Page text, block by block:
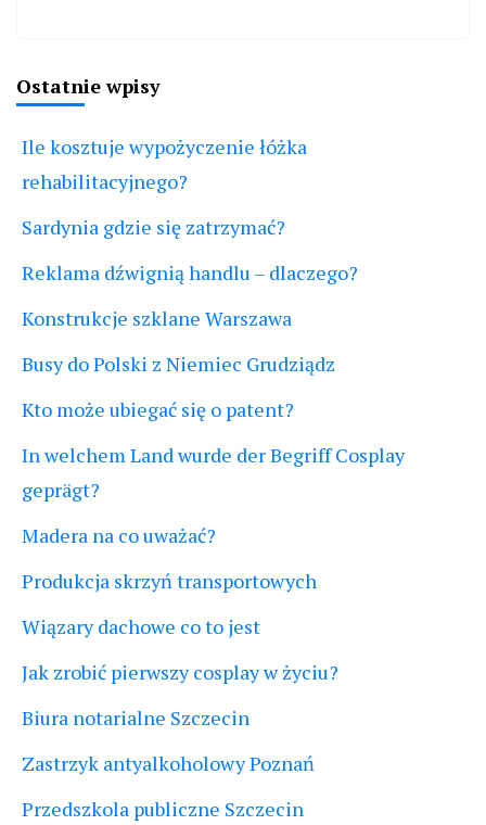
Ostatnie wpisy
Ile kosztuje wypożyczenie łóżka
rehabilitacyjnego?
Sardynia gdzie się zatrzymać?
Reklama dźwignią handlu – dlaczego?
Konstrukcje szklane Warszawa
Busy do Polski z Niemiec Grudziądz
Kto może ubiegać się o patent?
In welchem Land wurde der Begriff Cosplay
geprägt?
Madera na co uważać?
Produkcja skrzyń transportowych
Wiązary dachowe co to jest
Jak zrobić pierwszy cosplay w życiu?
Biura notarialne Szczecin
Zastrzyk antyalkoholowy Poznań
Przedszkola publiczne Szczecin